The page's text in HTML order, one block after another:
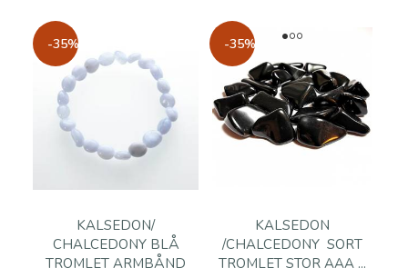
-35%
KALSEDON/
CHALCEDONY BLÅ
TROMLET ARMBÅND
-35%
KALSEDON
/CHALCEDONY SORT
TROMLET STOR AAA ...